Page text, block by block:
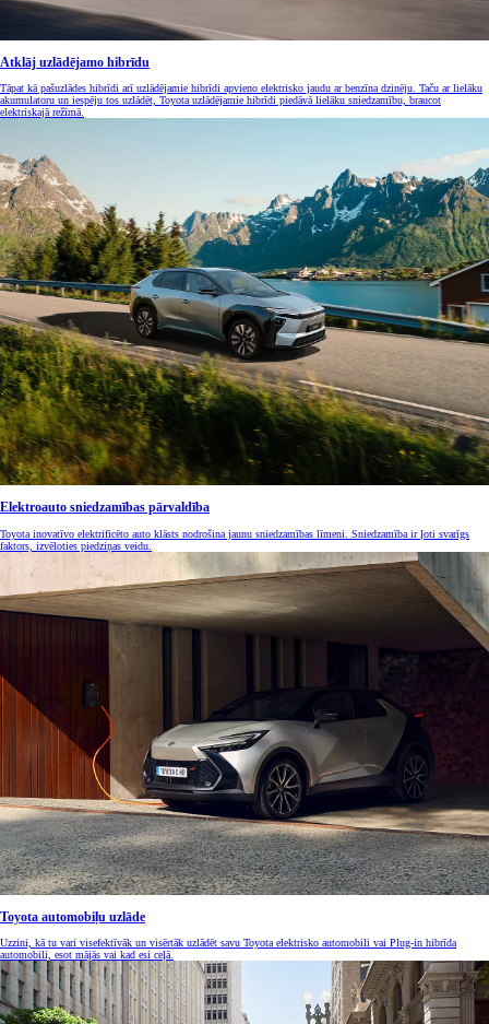
Atklāj uzlādējamo hibrīdu
Tāpat kā pašuzlādes hibrīdi arī uzlādējamie hibrīdi apvieno elektrisko jaudu ar benzīna dzinēju. Taču ar lielāku
akumulatoru un iespēju tos uzlādēt, Toyota uzlādējamie hibrīdi piedāvā lielāku sniedzamību, braucot
elektriskajā režīmā.
Elektroauto sniedzamības pārvaldība
Toyota inovatīvo elektrificēto auto klāsts nodrošina jaunu sniedzamības līmeni. Sniedzamība ir ļoti svarīgs
faktors, izvēloties piedziņas veidu.
Toyota automobiļu uzlāde
Uzzini, kā tu vari visefektīvāk un visērtāk uzlādēt savu Toyota elektrisko automobili vai Plug-in hibrīda
automobili, esot mājās vai kad esi ceļā.